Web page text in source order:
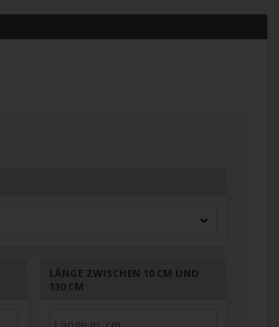
LÄNGE ZWISCHEN 10 CM UND
130 CM